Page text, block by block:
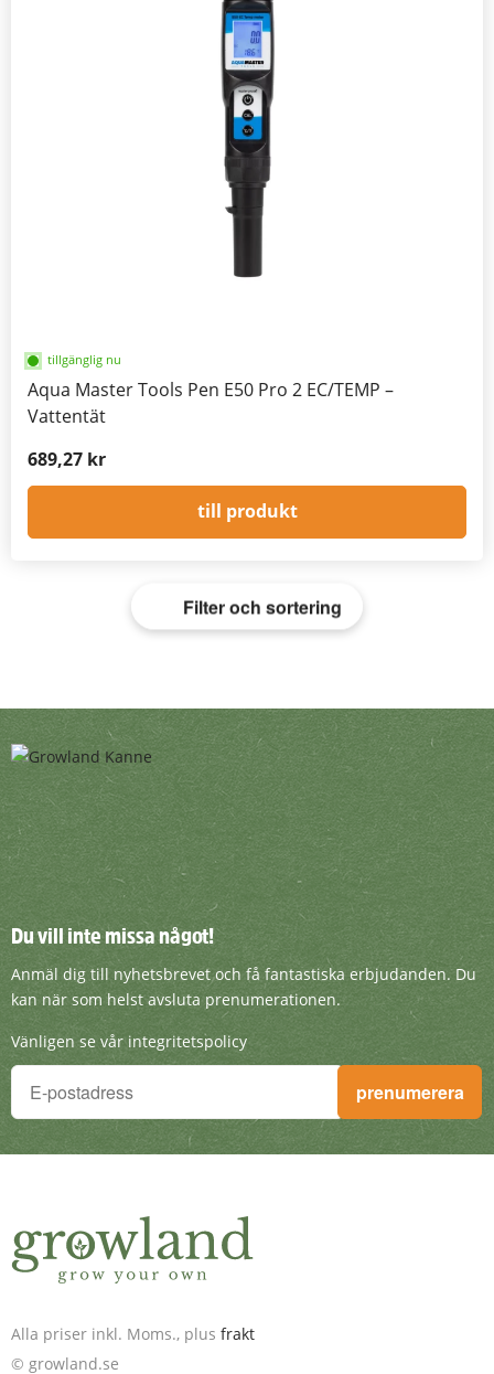
Filter och sortering
tillgänglig nu
Aqua Master Tools Pen E50 Pro 2 EC/TEMP –
Vattentät
689,27 kr
till produkt
Du vill inte missa något!
Anmäl dig till nyhetsbrevet och få
Du vill inte missa något!
Anmäl dig till nyhetsbrevet och få fantastiska erbjudanden. Du
kan när som helst avsluta prenumerationen.
Vänligen se vår integritetspolicy
Du vill inte missa något!
Anmäl dig till nyhetsbrevet och få fantastiska erbjudanden.
prenumerera
Alla priser inkl. Moms., plus frakt
© growland.se